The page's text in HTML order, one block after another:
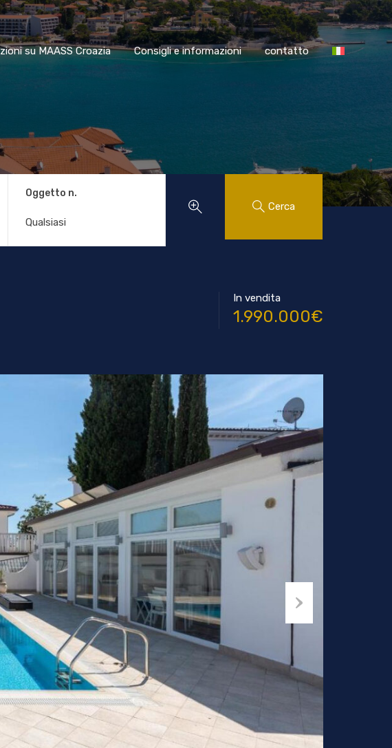
su MAASS Croazia Consigli e informazioni contatto
su MAASS Croazia Consigli e informazioni contatto
Oggetto n.
Cerca
In vendita
1.990.000€